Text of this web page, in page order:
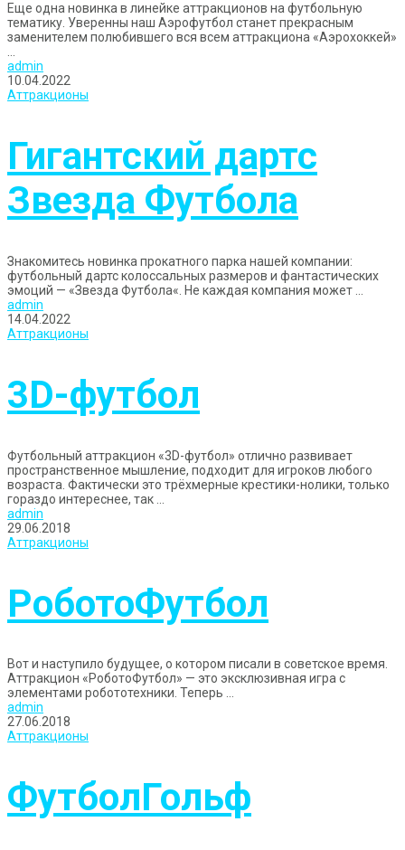
Еще одна новинка в линейке аттракционов на футбольную
тематику. Уверенны наш Аэрофутбол станет прекрасным
заменителем полюбившего вся всем аттракциона «Аэрохоккей»
...
admin
10.04.2022
Аттракционы
Гигантский дартс
Звезда Футбола
Знакомитесь новинка прокатного парка нашей компании:
футбольный дартс колоссальных размеров и фантастических
эмоций — «Звезда Футбола«. Не каждая компания может ...
admin
14.04.2022
Аттракционы
3D-футбол
Футбольный аттракцион «3D-футбол» отлично развивает
пространственное мышление, подходит для игроков любого
возраста. Фактически это трёхмерные крестики-нолики, только
гораздо интереснее, так ...
admin
29.06.2018
Аттракционы
РоботоФутбол
Вот и наступило будущее, о котором писали в советское время.
Аттракцион «РоботоФутбол» — это эксклюзивная игра с
элементами робототехники. Теперь ...
admin
27.06.2018
Аттракционы
ФутболГольф